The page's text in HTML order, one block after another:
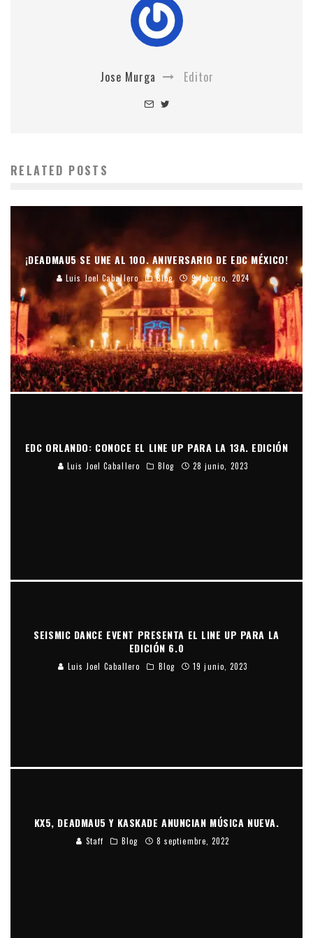
Jose Murga Editor
RELATED POSTS
¡DEADMAU5 SE UNE AL 10O. ANIVERSARIO DE EDC MÉXICO!
Luis Joel Caballero Blog 9 febrero, 2024
EDC ORLANDO: CONOCE EL LINE UP PARA LA 13A. EDICIÓN
Luis Joel Caballero Blog 28 junio, 2023
SEISMIC DANCE EVENT PRESENTA EL LINE UP PARA LA
EDICIÓN 6.0
Luis Joel Caballero Blog 19 junio, 2023
KX5, DEADMAU5 Y KASKADE ANUNCIAN MÚSICA NUEVA.
Staff Blog 8 septiembre, 2022